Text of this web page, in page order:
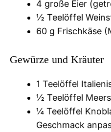
4 große Eier
½ Teelöffel
60 g Frischkäse
Gewürze und Kräuter
1 Teelöffel
½ Teelöffel
¼ Teelöffel
Geschmack